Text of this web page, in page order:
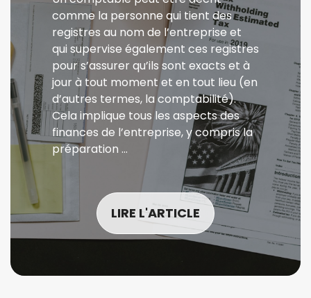
comme la personne qui tient des
registres au nom de l’entreprise et
qui supervise également ces registres
pour s’assurer qu’ils sont exacts et à
jour à tout moment et en tout lieu (en
d’autres termes, la comptabilité).
Cela implique tous les aspects des
finances de l’entreprise, y compris la
préparation …
LIRE L'ARTICLE